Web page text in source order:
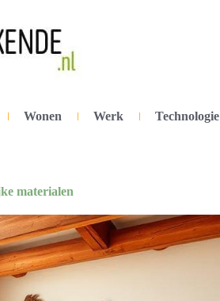
Wonen Werk Technologie
materialen